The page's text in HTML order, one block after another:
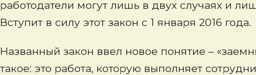
работодатели могут лишь в двух случаях и
Вступит в силу этот закон с 1 января 2016 года.
Названный закон ввел новое понятие –
такое: это работа, которую выполняет